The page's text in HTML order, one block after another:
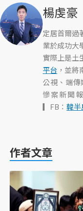
楊虔豪
定居首爾過
業於成功大
實際上是土
平台 ，並
公視、端傳
慘案新聞
▎FB： 韓半
作者文章